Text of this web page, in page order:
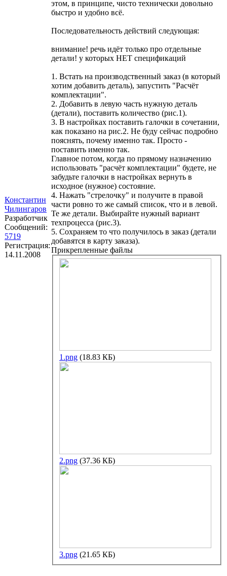
Константин
Чилингаров
Разработчик
Сообщений:
5719
Регистрация:
14.11.2008
этом, в принципе, чисто технически довольно
быстро и удобно всё.
Последовательность действий следующая:
внимание! речь идёт только про отдельные
детали! у которых НЕТ спецификаций
1. Встать на производственный заказ (в который
хотим добавить деталь), запустить "Расчёт
комплектации".
2. Добавить в левую часть нужную деталь
(детали), поставить количество (рис.1).
3. В настройках поставить галочки в сочетании,
как показано на рис.2. Не буду сейчас подробно
пояснять, почему именно так. Просто -
поставить именно так.
Главное потом, когда по прямому назначению
использовать "расчёт комплектации" будете, не
забудьте галочки в настройках вернуть в
исходное (нужное) состояние.
4. Нажать "стрелочку" и получите в правой
части ровно то же самый список, что и в левой.
Те же детали. Выбирайте нужный вариант
техпроцесса (рис.3).
5. Сохраняем то что получилось в заказ (детали
добавятся в карту заказа).
Прикрепленные файлы
1.png (18.83 КБ)
2.png (37.36 КБ)
3.png (21.65 КБ)